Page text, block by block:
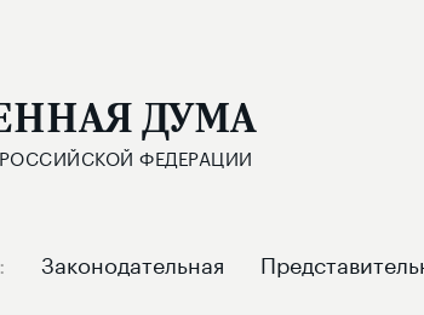
ДУМА
ФЕДЕРАЦИИ
Законодательная